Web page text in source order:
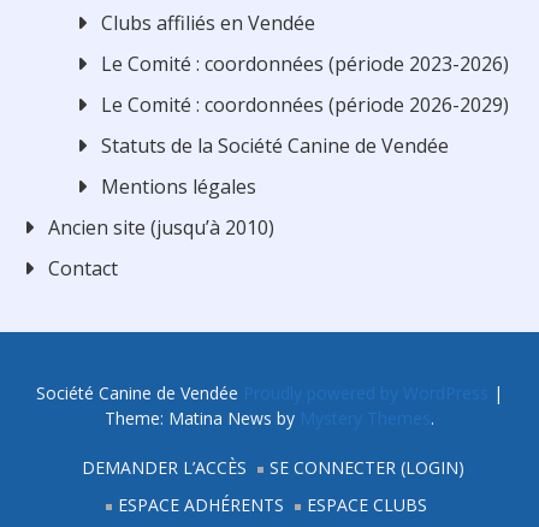
Clubs affiliés en Vendée
Le Comité : coordonnées (période 2023-2026)
Le Comité : coordonnées (période 2026-2029)
Statuts de la Société Canine de Vendée
Mentions légales
Ancien site (jusqu’à 2010)
Contact
Société Canine de Vendée Proudly powered by WordPress |
Theme: Matina News by Mystery Themes.
DEMANDER L’ACCÈS
SE CONNECTER (LOGIN)
ESPACE ADHÉRENTS
ESPACE CLUBS